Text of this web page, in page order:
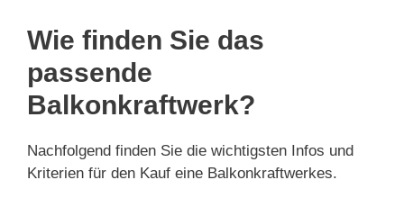
Wie finden Sie das
passende
Balkonkraftwerk?
Nachfolgend finden Sie die wichtigsten Infos und
Kriterien für den Kauf eine Balkonkraftwerkes.